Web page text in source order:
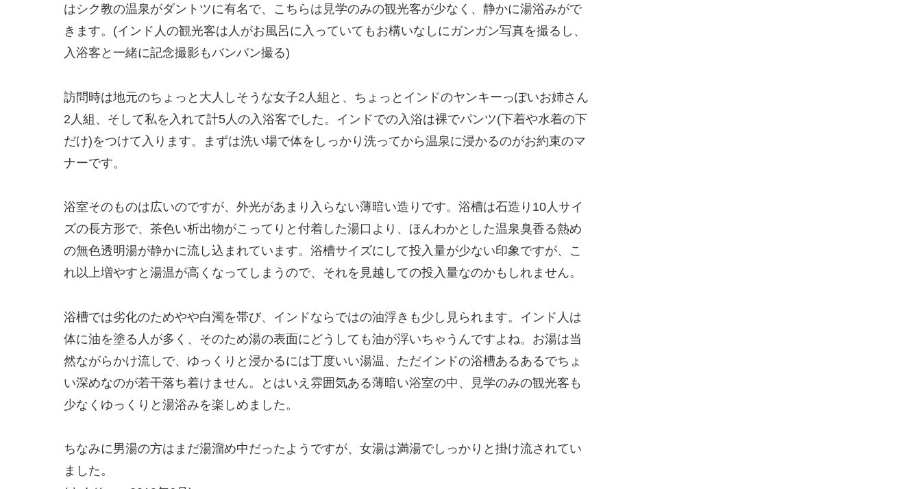
はシク教の温泉がダントツに有名で、こちらは見学のみの観光客が少なく、静かに湯浴みがで
きます。(インド人の観光客は人がお風呂に入っていてもお構いなしにガンガン写真を撮るし、
入浴客と一緒に記念撮影もバンバン撮る)
訪問時は地元のちょっと大人しそうな女子2人組と、ちょっとインドのヤンキーっぽいお姉さん
2人組、そして私を入れて計5人の入浴客でした。インドでの入浴は裸でパンツ(下着や水着の下
だけ)をつけて入ります。まずは洗い場で体をしっかり洗ってから温泉に浸かるのがお約束のマ
ナーです。
浴室そのものは広いのですが、外光があまり入らない薄暗い造りです。浴槽は石造り10人サイ
ズの長方形で、茶色い析出物がこってりと付着した湯口より、ほんわかとした温泉臭香る熱め
の無色透明湯が静かに流し込まれています。浴槽サイズにして投入量が少ない印象ですが、こ
れ以上増やすと湯温が高くなってしまうので、それを見越しての投入量なのかもしれません。
浴槽では劣化のためやや白濁を帯び、インドならではの油浮きも少し見られます。インド人は
体に油を塗る人が多く、そのため湯の表面にどうしても油が浮いちゃうんですよね。お湯は当
然ながらかけ流しで、ゆっくりと浸かるには丁度いい湯温、ただインドの浴槽あるあるでちょ
い深めなのが若干落ち着けません。とはいえ雰囲気ある薄暗い浴室の中、見学のみの観光客も
少なくゆっくりと湯浴みを楽しめました。
ちなみに男湯の方はまだ湯溜め中だったようですが、女湯は満湯でしっかりと掛け流されてい
ました。